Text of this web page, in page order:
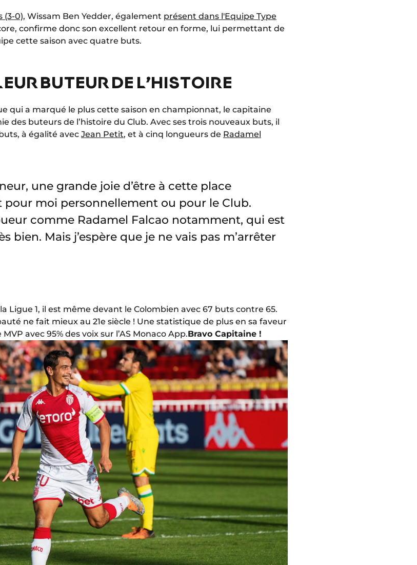
(3-0), Wissam Ben Yedder, également présent dans l'Equipe Type
confirme donc son excellent retour en forme, lui permettant de
cette saison avec quatre buts.
BUTEUR DE L’HISTOIRE
qui a marqué le plus cette saison en championnat, le capitaine
des buteurs de l’histoire du Club. Avec ses trois nouveaux buts, il
à égalité avec Jean Petit, et à cinq longueurs de Radamel
une grande joie d’être à cette place
pour moi personnellement ou pour le Club.
comme Radamel Falcao notamment, qui est
bien. Mais j’espère que je ne vais pas m’arrêter
Ligue 1, il est même devant le Colombien avec 67 buts contre 65.
ne fait mieux au 21e siècle ! Une statistique de plus en sa faveur
avec 95% des voix sur l’AS Monaco App.Bravo Capitaine !